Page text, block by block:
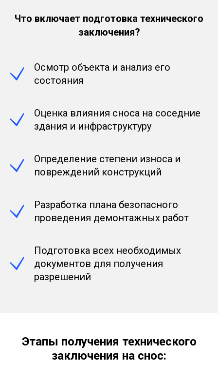
Что включает подготовка технического
заключения?
Осмотр объекта и анализ его
состояния
Оценка влияния сноса на соседние
здания и инфраструктуру
Определение степени износа и
повреждений конструкций
Разработка плана безопасного
проведения демонтажных работ
Подготовка всех необходимых
документов для получения
разрешений
Этапы получения технического
заключения на снос: